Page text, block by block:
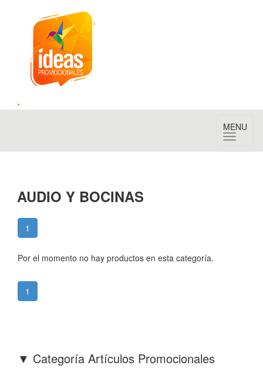
Toggle
navigation
MENU
AUDIO Y BOCINAS
1
Por el momento no hay productos en esta categoría.
1
▼ Categoría Artículos Promocionales